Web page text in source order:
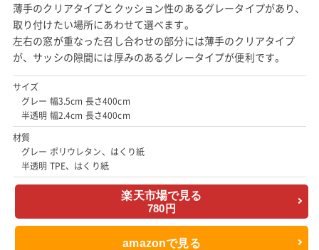
薄手のクリアタイプとクッション性のあるグレータイプがあり、
取り付けたい場所にあわせて選べます。
左右の窓が重なった召し合わせの部分には薄手のクリアタイプ
が、サッシの隙間には厚みのあるグレータイプが便利です。
サイズ
グレー 幅3.5cm 長さ400cm
半透明 幅2.4cm 長さ400cm
材質
グレー ポリウレタン、はくり紙
半透明 TPE、はくり紙
楽天市場で見る
780円
amazonで見る